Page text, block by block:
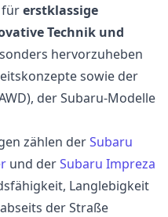
fürerstklassige
Technik und
hervorzuheben
sowie der
der Subaru-Modelle
zählen derSubaru
und derSubaru Impreza
Langlebigkeit
der Straße